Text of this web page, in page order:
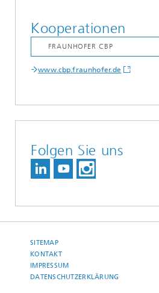
Kooperationen
www.cbp.fraunhofer.de
Folgen Sie uns
SITEMAP
KONTAKT
IMPRESSUM
DATENSCHUTZERKLÄRUNG